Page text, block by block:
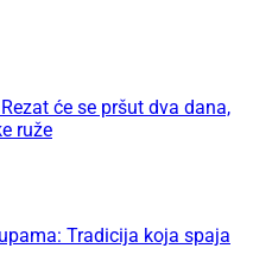
će se pršut dva dana,
ruže
Tradicija koja spaja